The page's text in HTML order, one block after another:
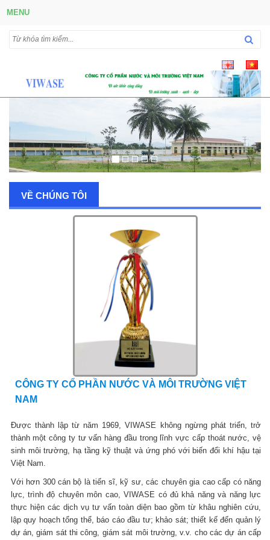
MENU
VỀ CHÚNG TÔI
CÔNG TY CỔ PHẦN NƯỚC VÀ MÔI TRƯỜNG VIỆT
NAM
Được thành lập từ năm 1969, VIWASE không ngừng phát triển, trở
thành một công ty tư vấn hàng đầu trong lĩnh vực cấp thoát nước, vệ
sinh môi trường, hạ tầng kỹ thuật và ứng phó với biến đổi khí hậu tại
Việt Nam.
Với hơn 300 cán bộ là tiến sĩ, kỹ sư, các chuyên gia cao cấp có năng
lực, trình độ chuyên môn cao, VIWASE có đủ khả năng và năng lực
thực hiện các dịch vụ tư vấn toàn diện bao gồm từ khâu nghiên cứu,
lập quy hoạch tổng thể, báo cáo đầu tư; khảo sát; thiết kế đến quản lý
dự án, giám sát thi công, giám sát môi trường, v.v. cho các dự án cấp